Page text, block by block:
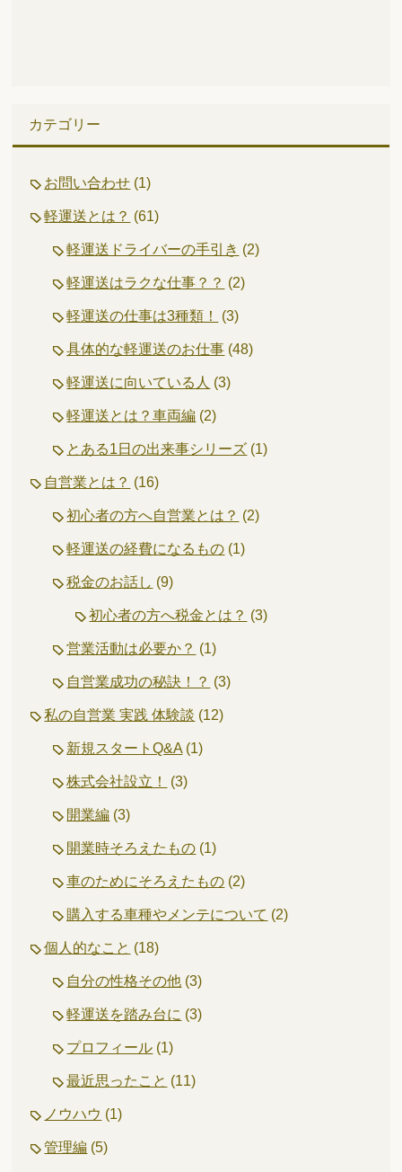
カテゴリー
お問い合わせ (1)
軽運送とは？ (61)
軽運送ドライバーの手引き (2)
軽運送はラクな仕事？？ (2)
軽運送の仕事は3種類！ (3)
具体的な軽運送のお仕事 (48)
軽運送に向いている人 (3)
軽運送とは？車両編 (2)
とある1日の出来事シリーズ (1)
自営業とは？ (16)
初心者の方へ自営業とは？ (2)
軽運送の経費になるもの (1)
税金のお話し (9)
初心者の方へ税金とは？ (3)
営業活動は必要か？ (1)
自営業成功の秘訣！？ (3)
私の自営業 実践 体験談 (12)
新規スタートQ&A (1)
株式会社設立！ (3)
開業編 (3)
開業時そろえたもの (1)
車のためにそろえたもの (2)
購入する車種やメンテについて (2)
個人的なこと (18)
自分の性格その他 (3)
軽運送を踏み台に (3)
プロフィール (1)
最近思ったこと (11)
ノウハウ (1)
管理編 (5)